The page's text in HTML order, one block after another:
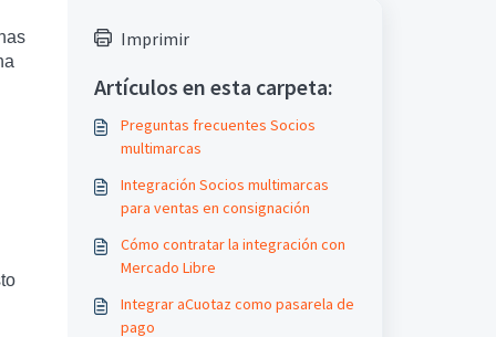
Imprimir
Artículos en esta carpeta:
Preguntas frecuentes Socios
multimarcas
Integración Socios multimarcas
para ventas en consignación
Cómo contratar la integración con
Mercado Libre
Integrar aCuotaz como pasarela de
pago